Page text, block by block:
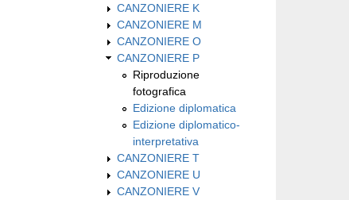
CANZONIERE K
CANZONIERE M
CANZONIERE O
CANZONIERE P
Riproduzione
fotografica
Edizione diplomatica
Edizione diplomatico-
interpretativa
CANZONIERE T
CANZONIERE U
CANZONIERE V